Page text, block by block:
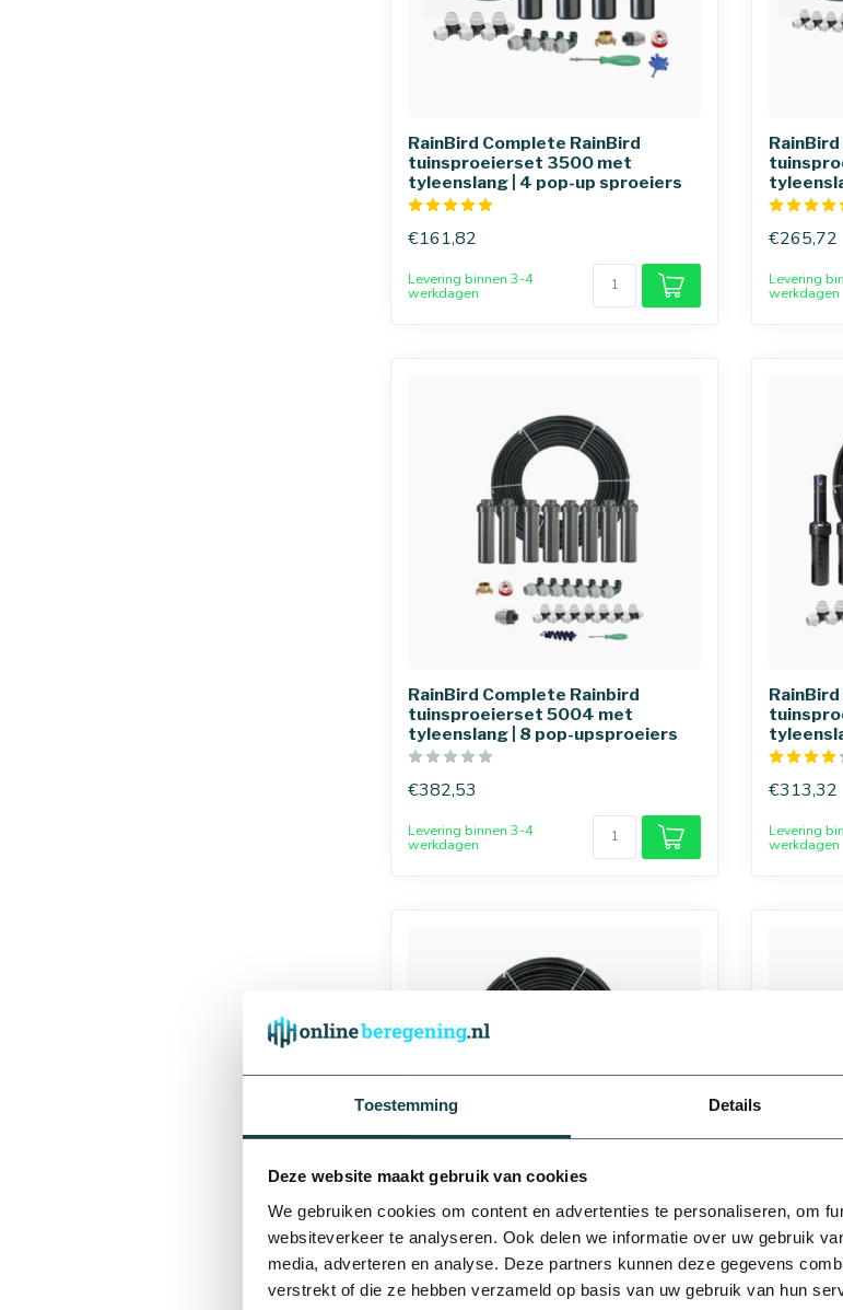
Toestemming Details
Deze website maakt gebruik van cookies
We gebruiken cookies om content en advertenties te personaliseren, om
websiteverkeer te analyseren. Ook delen we informatie over uw gebruik
media, adverteren en analyse. Deze partners kunnen deze gegevens
verstrekt of die ze hebben verzameld op basis van uw gebruik van hun
RainBird Complete RainBird
tuinsproeierset 3500 met
tyleenslang | 4 pop-up sproeiers
€161,82
Levering binnen 3-4
werkdagen
€265,72
Levering
werkdagen
RainBird Complete Rainbird
tuinsproeierset 5004 met
tyleenslang | 8 pop-upsproeiers
€382,53
Levering binnen 3-4
werkdagen
€313,32
Levering
werkdagen
RainBird Complete RainBird
tuinsproeierset 3500 met
tyleenslang | 12 sproeiers
pop-
40 mm 50 mm 63 mm